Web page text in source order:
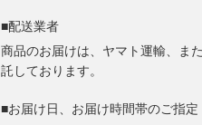
■配送業者
商品のお届けは、ヤマト運輸、ま
託しております。
■お届け日、お届け時間帯のご指定